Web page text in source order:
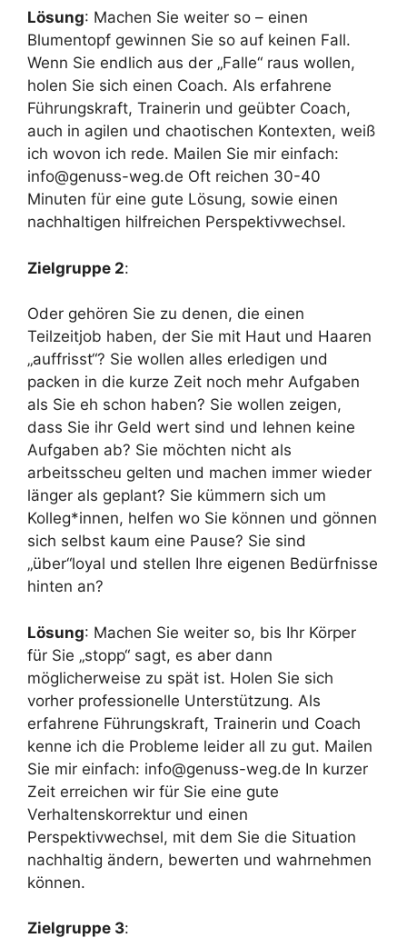
Lösung: Machen Sie weiter so – einen
Blumentopf gewinnen Sie so auf keinen Fall.
Wenn Sie endlich aus der „Falle“ raus wollen,
holen Sie sich einen Coach. Als erfahrene
Führungskraft, Trainerin und geübter Coach,
auch in agilen und chaotischen Kontexten, weiß
ich wovon ich rede. Mailen Sie mir einfach:
info@genuss-weg.de Oft reichen 30-40
Minuten für eine gute Lösung, sowie einen
nachhaltigen hilfreichen Perspektivwechsel.
Zielgruppe 2:
Oder gehören Sie zu denen, die einen
Teilzeitjob haben, der Sie mit Haut und Haaren
„auffrisst“? Sie wollen alles erledigen und
packen in die kurze Zeit noch mehr Aufgaben
als Sie eh schon haben? Sie wollen zeigen,
dass Sie ihr Geld wert sind und lehnen keine
Aufgaben ab? Sie möchten nicht als
arbeitsscheu gelten und machen immer wieder
länger als geplant? Sie kümmern sich um
Kolleg*innen, helfen wo Sie können und gönnen
sich selbst kaum eine Pause? Sie sind
„über“loyal und stellen Ihre eigenen Bedürfnisse
hinten an?
Lösung: Machen Sie weiter so, bis Ihr Körper
für Sie „stopp“ sagt, es aber dann
möglicherweise zu spät ist. Holen Sie sich
vorher professionelle Unterstützung. Als
erfahrene Führungskraft, Trainerin und Coach
kenne ich die Probleme leider all zu gut. Mailen
Sie mir einfach: info@genuss-weg.de In kurzer
Zeit erreichen wir für Sie eine gute
Verhaltenskorrektur und einen
Perspektivwechsel, mit dem Sie die Situation
nachhaltig ändern, bewerten und wahrnehmen
können.
Zielgruppe 3: